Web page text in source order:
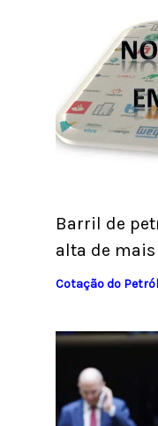
Barril de
alta de mais
Cotação do